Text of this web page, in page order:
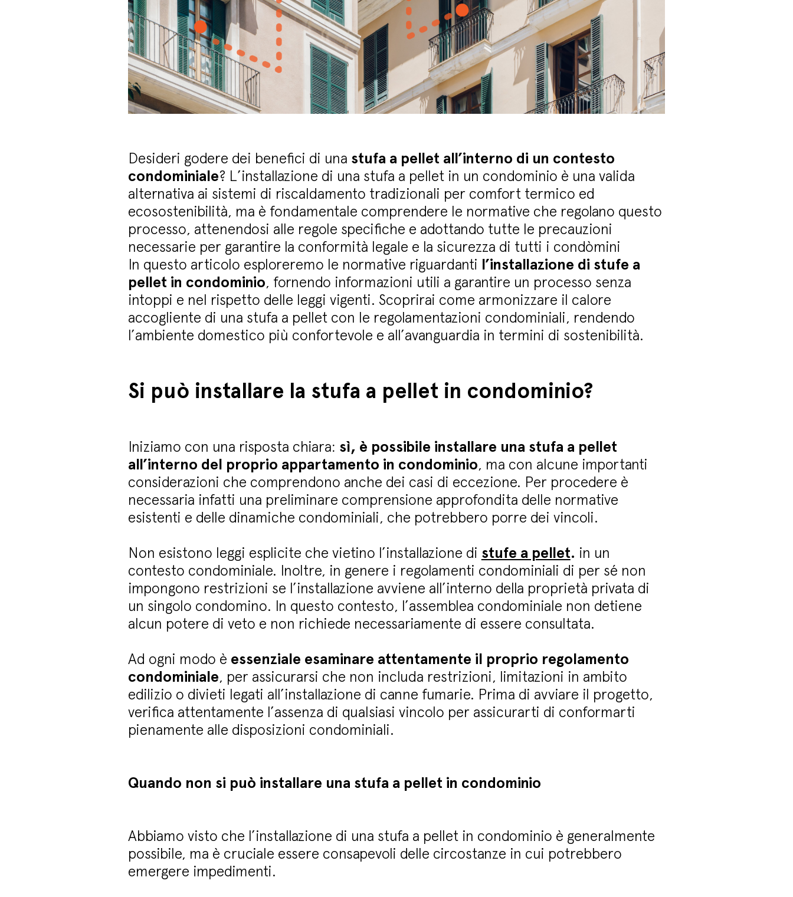
Desideri godere dei benefici di una stufa a pellet all’interno di un contesto
condominiale? L’installazione di una stufa a pellet in un condominio è una valida
alternativa ai sistemi di riscaldamento tradizionali per comfort termico ed
ecosostenibilità, ma è fondamentale comprendere le normative che regolano questo
processo, attenendosi alle regole specifiche e adottando tutte le precauzioni
necessarie per garantire la conformità legale e la sicurezza di tutti i condòmini
In questo articolo esploreremo le normative riguardanti l’installazione di stufe a
pellet in condominio, fornendo informazioni utili a garantire un processo senza
intoppi e nel rispetto delle leggi vigenti. Scoprirai come armonizzare il calore
accogliente di una stufa a pellet con le regolamentazioni condominiali, rendendo
l’ambiente domestico più confortevole e all’avanguardia in termini di sostenibilità.
Si può installare la stufa a pellet in condominio?
Iniziamo con una risposta chiara: sì, è possibile installare una stufa a pellet
all’interno del proprio appartamento in condominio, ma con alcune importanti
considerazioni che comprendono anche dei casi di eccezione. Per procedere è
necessaria infatti una preliminare comprensione approfondita delle normative
esistenti e delle dinamiche condominiali, che potrebbero porre dei vincoli.
Non esistono leggi esplicite che vietino l’installazione di stufe a pellet. in un
contesto condominiale. Inoltre, in genere i regolamenti condominiali di per sé non
impongono restrizioni se l’installazione avviene all’interno della proprietà privata di
un singolo condomino. In questo contesto, l’assemblea condominiale non detiene
alcun potere di veto e non richiede necessariamente di essere consultata.
Ad ogni modo è essenziale esaminare attentamente il proprio regolamento
condominiale, per assicurarsi che non includa restrizioni, limitazioni in ambito
edilizio o divieti legati all’installazione di canne fumarie. Prima di avviare il progetto,
verifica attentamente l’assenza di qualsiasi vincolo per assicurarti di conformarti
pienamente alle disposizioni condominiali.
Quando non si può installare una stufa a pellet in condominio
Abbiamo visto che l’installazione di una stufa a pellet in condominio è generalmente
possibile, ma è cruciale essere consapevoli delle circostanze in cui potrebbero
emergere impedimenti.